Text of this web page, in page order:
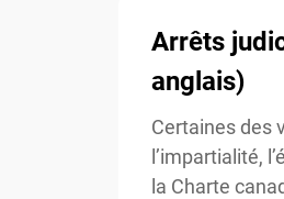
Arrêts
anglais)
Certaines des
l’impartialité,
la Charte